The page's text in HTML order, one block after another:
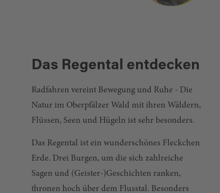
Das Regental entdecken
Radfahren vereint Bewegung und Ruhe - Die
Natur im Oberpfälzer Wald mit ihren Wäldern,
Flüssen, Seen und Hügeln ist sehr besonders.
Das Regental ist ein wunderschönes Fleckchen
Erde. Drei Burgen, um die sich zahlreiche
Sagen und (Geister-)Geschichten ranken,
thronen hoch über dem Flusstal. Besonders